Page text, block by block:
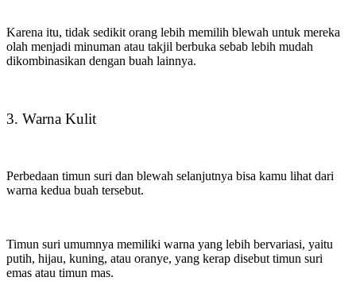
Karena itu, tidak sedikit orang lebih memilih blewah untuk mereka
olah menjadi minuman atau takjil berbuka sebab lebih mudah
dikombinasikan dengan buah lainnya.
3. Warna Kulit
Perbedaan timun suri dan blewah selanjutnya bisa kamu lihat dari
warna kedua buah tersebut.
Timun suri umumnya memiliki warna yang lebih bervariasi, yaitu
putih, hijau, kuning, atau oranye, yang kerap disebut timun suri
emas atau timun mas.